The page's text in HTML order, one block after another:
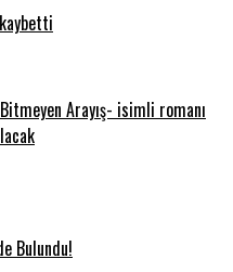
Arayış- isimli romanı
Bulundu!